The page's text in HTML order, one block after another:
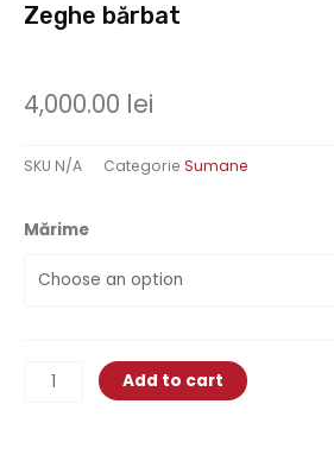
Zeghe bărbat
4,000.00 lei
SKU N/A Categorie Sumane
Mărime
Add to cart